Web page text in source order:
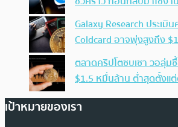
Galaxy Research ประเมิ
Coldcard อาจพุ่งสูงถึง
ตลาดคริปโตซบเซา วอลุ่ม
$1.5 หมื่นล้าน ต่ำสุดตั้งแ
เป้าหมายของเรา